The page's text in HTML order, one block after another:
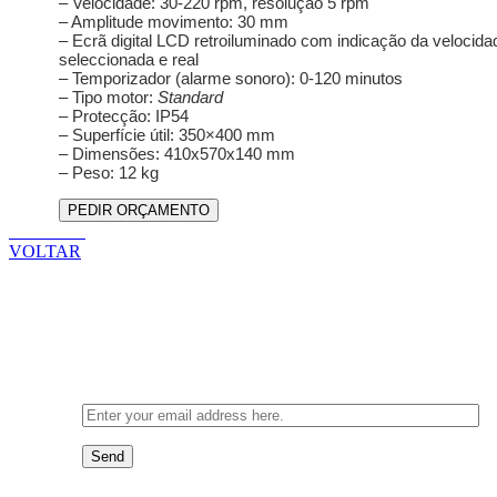
– Amplitude movimento: 30 mm
– Ecrã digital LCD retroiluminado com indicação da
seleccionada e real
– Temporizador (alarme sonoro): 0-120 minutos
– Tipo motor: Standard
– Protecção: IP54
– Superfície útil: 350×400 mm
– Dimensões: 410x570x140 mm
– Peso: 12 kg
PEDIR ORÇAMENTO
VOLTAR
Send